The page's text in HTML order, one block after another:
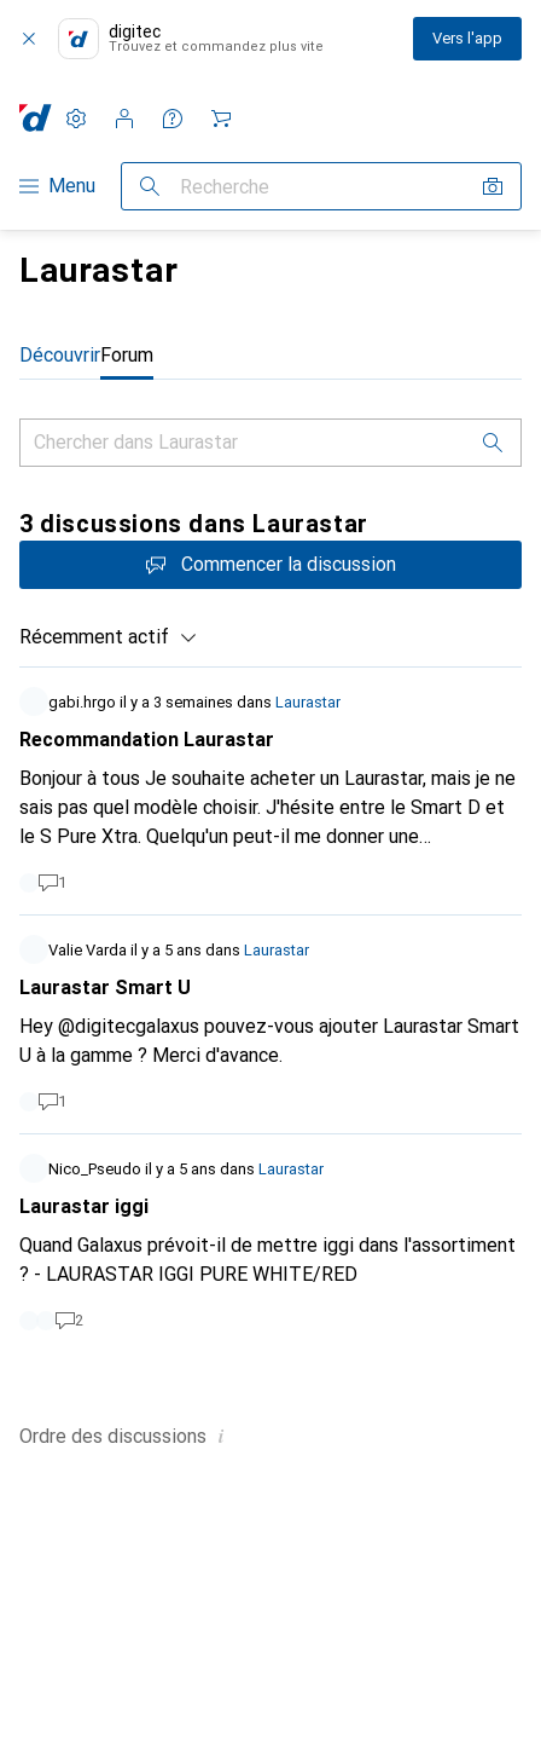
digitec
Trouvez et commandez plus vite Vers l'app
Navigation par catégorie
Menu Recherche
Paramètres
Compte client
Listes de comparaison
Listes d'envies
Panier
Laurastar
DécouvrirForum
3 discussions dans Laurastar
Commencer la discussion
Récemment actif
gabi.hrgo il y a 3 semaines dans Laurastar
Recommandation Laurastar
Bonjour à tous Je souhaite acheter un Laurastar, mais je ne
sais pas quel modèle choisir. J'hésite entre le Smart D et
le S Pure Xtra. Quelqu'un peut-il me donner une
1
Valie Varda il y a 5 ans dans Laurastar
Laurastar Smart U
Hey @digitecgalaxus pouvez-vous ajouter Laurastar Smart
U à la gamme ? Merci d'avance.
1
Nico_Pseudo il y a 5 ans dans Laurastar
Laurastar iggi
Quand Galaxus prévoit-il de mettre iggi dans l'assortiment
? - LAURASTAR IGGI PURE WHITE/RED
2
Ordre des discussions i